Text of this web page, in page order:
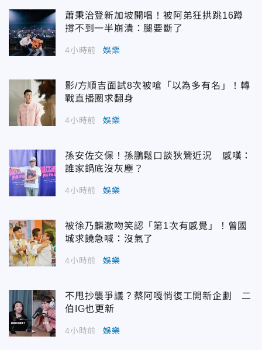
蕭秉治登新加坡開唱！被阿弟狂拱跳16蹲
撐不到一半崩潰：腿要斷了
4小時前 娛樂
影/方順吉面試8次被嗆「以為多有名」！轉
戰直播圈求翻身
4小時前 娛樂
孫安佐交保！孫鵬鬆口談狄鶯近況 感嘆：
誰家鍋底沒灰塵？
4小時前 娛樂
被徐乃麟激吻笑認「第1次有感覺」！曾國
城求饒急喊：沒氣了
4小時前 娛樂
不甩抄襲爭議？蔡阿嘎悄復工開新企劃 二
伯IG也更新
4小時前 娛樂